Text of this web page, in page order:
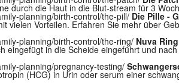
durch die Haut in die Blut-stream für 3
planning/birth-control/the-pill/ Die Pille -
vielen Vorteilen. Erfahren Sie mehr über
planning/birth-control/the-ring/ Nuva
eingefügt in die Scheide eingeführt und
planning/pregnancy-testing/
(HCG) in Urin oder serum einer